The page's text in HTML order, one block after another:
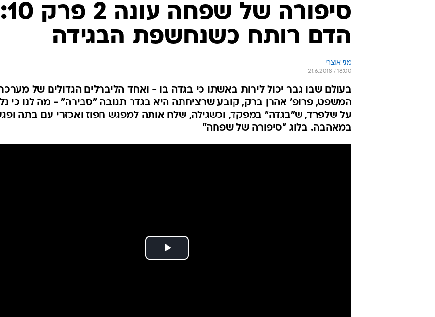
סיפורה של שפחה עונה 2 פרק 10:
הדם רותח כשנחשפת הבגידה
מגי אוצרי
21.6.2018 / 18:00
בעולם שבו גבר יכול לירות באשתו כי בגדה בו - ואחד הליברלים הגדולים של
המשפט, פרופ' אהרן ברק, קובע שרציחתה היא בגדר תגובה "סבירה" - מה לנו כי
על שלפרד, ש"בגדה" במפקד, וכשגילה, שלח אותה למפגש חפוז ואכזרי עם בתה
במאהבה. בלוג "סיפורה של שפחה"